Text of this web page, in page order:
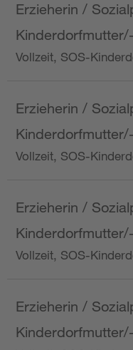
Erzieherin /
Vollzeit, SOS-
Erzieherin /
Vollzeit, SOS-
Erzieherin /
Vollzeit, SOS-
Erzieherin /